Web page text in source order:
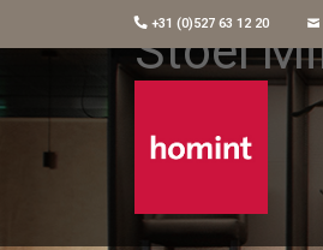
+31 (0)527 63 12 20
Stoel